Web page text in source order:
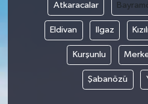
Atkaracalar
Eldivan Ilgaz
Kurşunlu
Şabanözü